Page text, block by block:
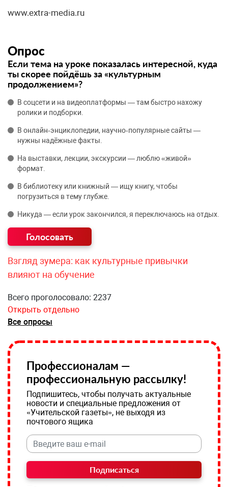
www.extra-media.ru
Опрос
Если тема на уроке показалась интересной, куда
ты скорее пойдёшь за «культурным
продолжением»?
В соцсети и на видеоплатформы — там быстро нахожу
ролики и подборки.
В онлайн‑энциклопедии, научно‑популярные сайты —
нужны надёжные факты.
На выставки, лекции, экскурсии — люблю «живой»
формат.
В библиотеку или книжный — ищу книгу, чтобы
погрузиться в тему глубже.
Никуда — если урок закончился, я переключаюсь на отдых.
Взгляд зумера: как культурные привычки
влияют на обучение
Всего проголосовало: 2237
Открыть отдельно
Все опросы
Профессионалам —
профессиональную рассылку!
Подпишитесь, чтобы получать актуальные
новости и специальные предложения от
«Учительской газеты», не выходя из
почтового ящика
Подписаться